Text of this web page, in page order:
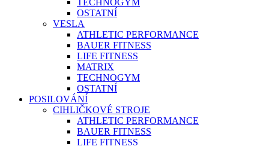
TECHNOGYM
OSTATNÍ
VESLA
ATHLETIC PERFORMANCE
BAUER FITNESS
LIFE FITNESS
MATRIX
TECHNOGYM
OSTATNÍ
POSILOVÁNÍ
CIHLIČKOVÉ STROJE
ATHLETIC PERFORMANCE
BAUER FITNESS
LIFE FITNESS